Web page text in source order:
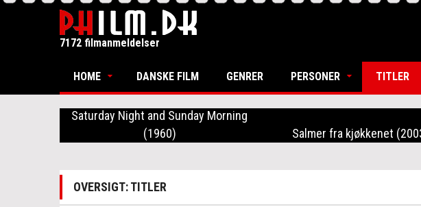
7172 filmanmeldelser
HOME DANSKE FILM GENRER PERSONER TITLER
Saturday Night and Sunday Morning
(1960)
Salmer fra kjøkkenet
OVERSIGT: TITLER